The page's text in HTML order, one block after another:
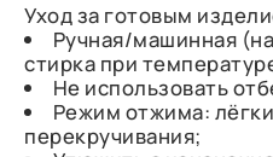
Уход за готовым
Ручная/машинная
стирка при
Не использовать
Режим отжима:
перекручивания;